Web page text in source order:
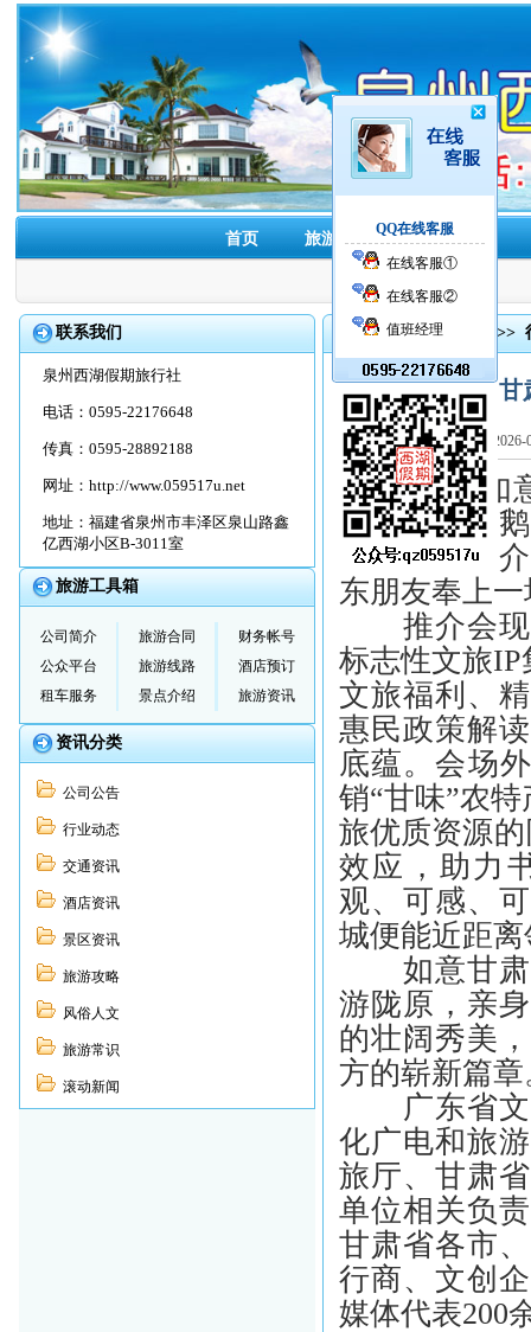
QQ在线客服
在线客服①
在线客服②
值班经理
首页 旅游线路 酒店预订
联系我们
泉州西湖假期旅行社
电话：0595-22176648
传真：0595-28892188
网址： http://www.059517u.net
地址：福建省泉州市丰泽区泉山路鑫
亿西湖小区B-3011室
旅游工具箱
公司简介 旅游合同
财务帐号
公众平台
旅游线路
酒店预订
租车服务
景点介绍 旅游资讯
资讯分类
公司公告
行业动态
交通资讯
酒店资讯
景区资讯
旅游攻略
风俗人文
旅游常识
滚动新闻
首页>>旅游资讯 >>
甘
5月8日，“如
在广州白天
以沉浸式推
东朋友奉上
推介会现
标志性文旅
文旅福利、
惠民政策解
底蕴。会场
销“甘味”农
旅优质资源
效应，助力
观、可感、
城便能近距
如意甘肃
游陇原，亲
的壮阔秀美
方的崭新篇章
广东省文
化广电和旅
旅厅、甘肃
单位相关负
甘肃省各市
行商、文创
媒体代表200